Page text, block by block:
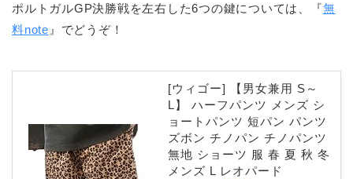
ポルトガルGP決勝戦を左右した6つの鍵については、『無
料note』でどうぞ！
[ウィゴー] 【男女兼用 S～
L】 ハーフパンツ メンズ シ
ョートパンツ 短パン パンツ
ズボン チノパン チノパンツ
無地 ショーツ 服 春 夏 秋 冬
メンズ L レオパード